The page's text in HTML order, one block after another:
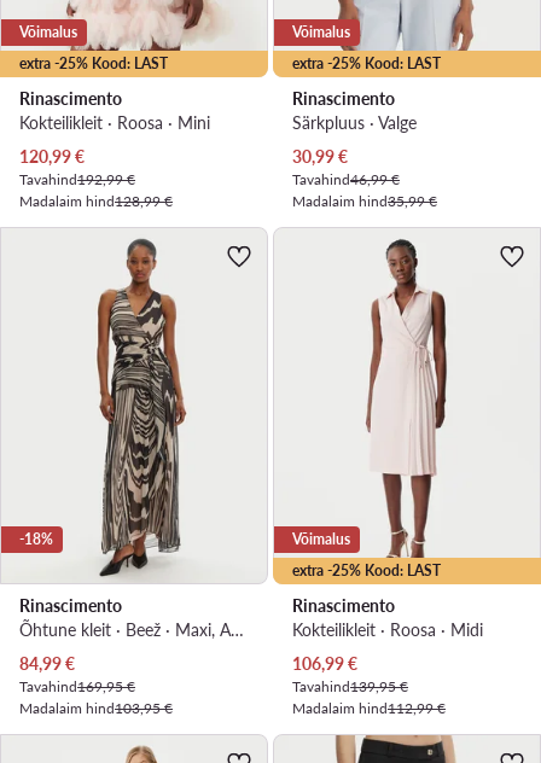
extra -25% Kood: LAST
Võimalus
Rinascimento
Kokteilikleit · Roosa · Mini
Praegune hind
120,99€
Tavahind192,99 €
Madalaim hind128,99 €
extra -25% Kood: LAST
Võimalus
Rinascimento
Särkpluus · Valge
Praegune hind
30,99€
Tavahind46,99 €
Madalaim hind35,99 €
-18%
Rinascimento
Õhtune kleit · Beež · Maxi, Asümmeetriline
Praegune hind
84,99€
Tavahind169,95 €
Madalaim hind103,95 €
extra -25% Kood: LAST
Võimalus
Rinascimento
Kokteilikleit · Roosa · Midi
Praegune hind
106,99€
Tavahind139,95 €
Madalaim hind112,99 €